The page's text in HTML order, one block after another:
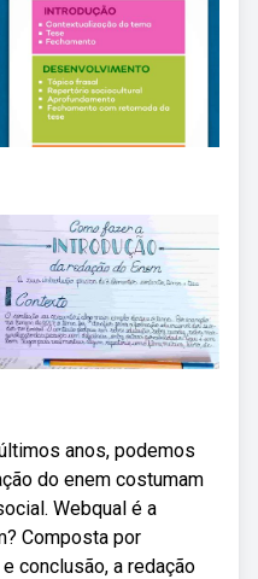
anos, podemos
do enem costumam
Webqual é a
Composta por
conclusão, a redação